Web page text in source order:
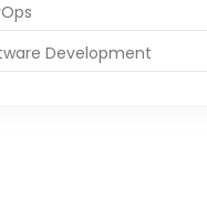
Development